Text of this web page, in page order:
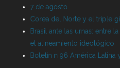
7 de agosto
Corea del Norte y el triple
Brasil ante las urnas: entre
el alineamiento ideológico
Boletín n 96 América Latina